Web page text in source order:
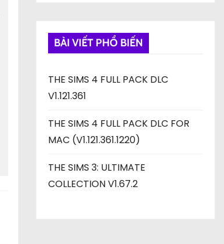
BÀI VIẾT PHỔ BIẾN
THE SIMS 4 FULL PACK DLC
V1.121.361
THE SIMS 4 FULL PACK DLC FOR
MAC (V1.121.361.1220)
THE SIMS 3: ULTIMATE
COLLECTION V1.67.2